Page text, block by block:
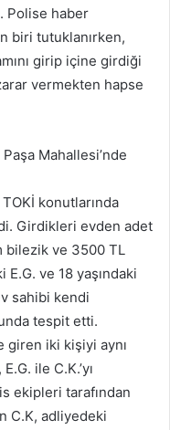
Polise haber
biri tutuklanırken,
girip içine girdiği
vermekten hapse
Mahallesi’nde
konutlarında
Girdikleri evden adet
bilezik ve 3500 TL
E.G. ve 18 yaşındaki
sahibi kendi
tespit etti.
giren iki kişiyi aynı
ile C.K.’yı
ekipleri tarafından
C.K, adliyedeki